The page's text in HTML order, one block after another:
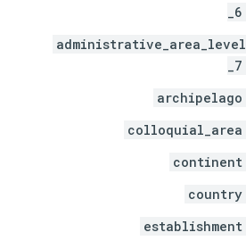
_6
administrative_area_level
_7
archipelago
colloquial_area
continent
country
establishment